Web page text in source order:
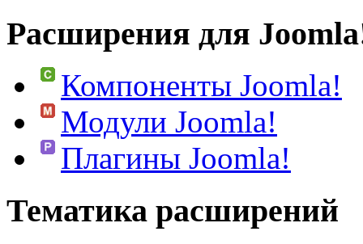
Расширения для
Компоненты Joomla!
Модули Joomla!
Плагины Joomla!
Тематика расширений